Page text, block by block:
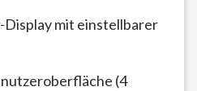
mit einstellbarer
(4